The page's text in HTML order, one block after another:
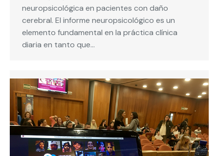
neuropsicológica en pacientes con daño
cerebral. El informe neuropsicológico es un
elemento fundamental en la práctica clínica
diaria en tanto que…